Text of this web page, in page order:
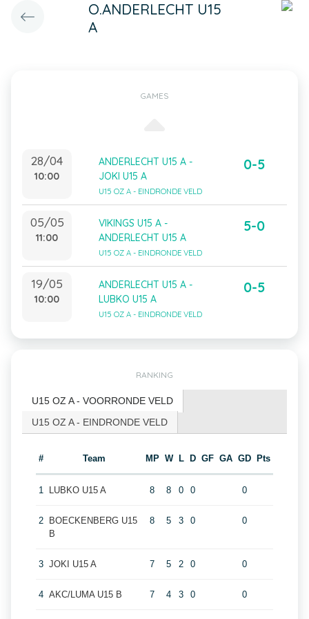
O.ANDERLECHT U15
A
GAMES
28/04
10:00
ANDERLECHT U15 A -
JOKI U15 A
U15 OZ A - EINDRONDE VELD
0-5
05/05
11:00
VIKINGS U15 A -
ANDERLECHT U15 A
U15 OZ A - EINDRONDE VELD
5-0
19/05
10:00
ANDERLECHT U15 A -
LUBKO U15 A
U15 OZ A - EINDRONDE VELD
0-5
RANKING
U15 OZ A - VOORRONDE VELD
U15 OZ A - EINDRONDE VELD
# Team MP W L D GF GA GD Pts
1 LUBKO U15 A 8 8 0 0 0
2
BOECKENBERG U15
B
8 5 3 0 0
3 JOKI U15 A 7 5 2 0 0
4 AKC/LUMA U15 B 7 4 3 0 0